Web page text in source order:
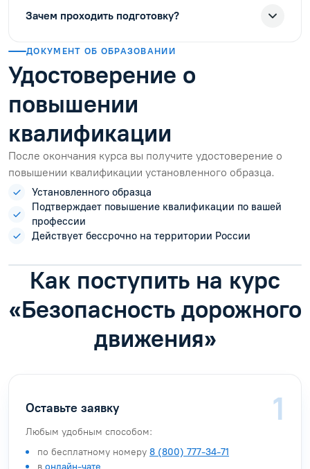
Зачем проходить подготовку?
ДОКУМЕНТ ОБ ОБРАЗОВАНИИ
Удостоверение о
повышении
квалификации
После окончания курса вы получите удостоверение о
повышении квалификации установленного образца.
Установленного образца
Подтверждает повышение квалификации по вашей
профессии
Действует бессрочно на территории России